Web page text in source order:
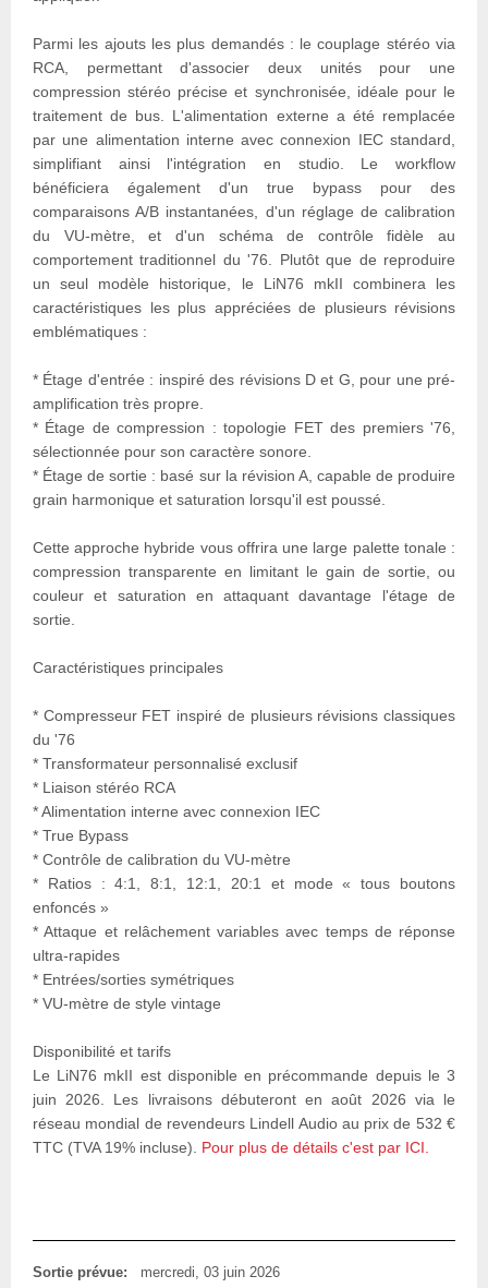
Parmi les ajouts les plus demandés : le couplage stéréo via
RCA, permettant d'associer deux unités pour une
compression stéréo précise et synchronisée, idéale pour le
traitement de bus. L'alimentation externe a été remplacée
par une alimentation interne avec connexion IEC standard,
simplifiant ainsi l'intégration en studio. Le workflow
bénéficiera également d'un true bypass pour des
comparaisons A/B instantanées, d'un réglage de calibration
du VU-mètre, et d'un schéma de contrôle fidèle au
comportement traditionnel du '76. Plutôt que de reproduire
un seul modèle historique, le LiN76 mkII combinera les
caractéristiques les plus appréciées de plusieurs révisions
emblématiques :
* Étage d'entrée : inspiré des révisions D et G, pour une pré-
amplification très propre.
* Étage de compression : topologie FET des premiers '76,
sélectionnée pour son caractère sonore.
* Étage de sortie : basé sur la révision A, capable de produire
grain harmonique et saturation lorsqu'il est poussé.
Cette approche hybride vous offrira une large palette tonale :
compression transparente en limitant le gain de sortie, ou
couleur et saturation en attaquant davantage l'étage de
sortie.
Caractéristiques principales
* Compresseur FET inspiré de plusieurs révisions classiques
du '76
* Transformateur personnalisé exclusif
* Liaison stéréo RCA
* Alimentation interne avec connexion IEC
* True Bypass
* Contrôle de calibration du VU-mètre
* Ratios : 4:1, 8:1, 12:1, 20:1 et mode « tous boutons
enfoncés »
* Attaque et relâchement variables avec temps de réponse
ultra-rapides
* Entrées/sorties symétriques
* VU-mètre de style vintage
Disponibilité et tarifs
Le LiN76 mkII est disponible en précommande depuis le 3
juin 2026. Les livraisons débuteront en août 2026 via le
réseau mondial de revendeurs Lindell Audio au prix de 532 €
TTC (TVA 19% incluse). Pour plus de détails c'est par ICI.
Sortie prévue: mercredi, 03 juin 2026